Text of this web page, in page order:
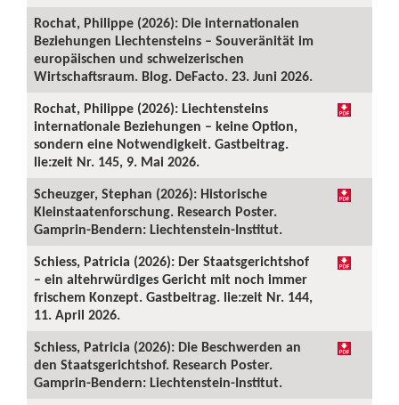
Rochat, Philippe (2026): Die internationalen
Beziehungen Liechtensteins – Souveränität im
europäischen und schweizerischen
Wirtschaftsraum. Blog. DeFacto. 23. Juni 2026.
Rochat, Philippe (2026): Liechtensteins
internationale Beziehungen – keine Option,
sondern eine Notwendigkeit. Gastbeitrag.
lie:zeit Nr. 145, 9. Mai 2026.
Scheuzger, Stephan (2026): Historische
Kleinstaatenforschung. Research Poster.
Gamprin-Bendern: Liechtenstein-Institut.
Schiess, Patricia (2026): Der Staatsgerichtshof
– ein altehrwürdiges Gericht mit noch immer
frischem Konzept. Gastbeitrag. lie:zeit Nr. 144,
11. April 2026.
Schiess, Patricia (2026): Die Beschwerden an
den Staatsgerichtshof. Research Poster.
Gamprin-Bendern: Liechtenstein-Institut.